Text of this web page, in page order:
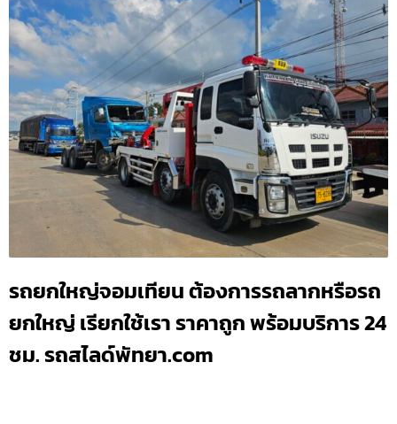
รถยกใหญ่จอมเทียน ต้องการรถลากหรือรถ
ยกใหญ่ เรียกใช้เรา ราคาถูก พร้อมบริการ 24
ชม. รถสไลด์พัทยา.com